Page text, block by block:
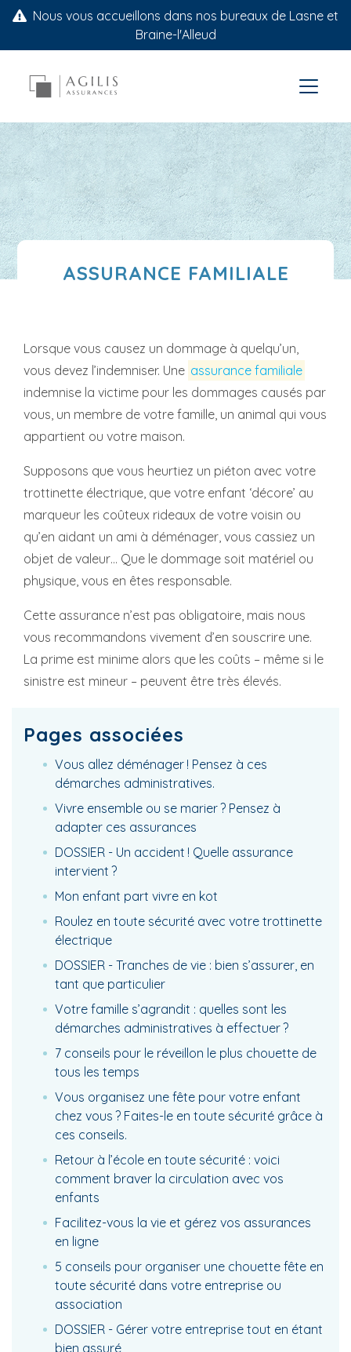
Nous vous accueillons dans nos bureaux de Lasne et
Braine-l'Alleud
ASSURANCE FAMILIALE
Lorsque vous causez un dommage à quelqu’un,
vous devez l’indemniser. Une assurance familiale
indemnise la victime pour les dommages causés par
vous, un membre de votre famille, un animal qui vous
appartient ou votre maison.
Supposons que vous heurtiez un piéton avec votre
trottinette électrique, que votre enfant ‘décore’ au
marqueur les coûteux rideaux de votre voisin ou
qu’en aidant un ami à déménager, vous cassiez un
objet de valeur… Que le dommage soit matériel ou
physique, vous en êtes responsable.
Cette assurance n’est pas obligatoire, mais nous
vous recommandons vivement d’en souscrire une.
La prime est minime alors que les coûts – même si le
sinistre est mineur – peuvent être très élevés.
Pages associées
Vous allez déménager ! Pensez à ces
démarches administratives.
Vivre ensemble ou se marier ? Pensez à
adapter ces assurances
DOSSIER - Un accident ! Quelle assurance
intervient ?
Mon enfant part vivre en kot
Roulez en toute sécurité avec votre trottinette
électrique
DOSSIER - Tranches de vie : bien s’assurer, en
tant que particulier
Votre famille s’agrandit : quelles sont les
démarches administratives à effectuer ?
7 conseils pour le réveillon le plus chouette de
tous les temps
Vous organisez une fête pour votre enfant
chez vous ? Faites-le en toute sécurité grâce à
ces conseils.
Retour à l’école en toute sécurité : voici
comment braver la circulation avec vos
enfants
Facilitez-vous la vie et gérez vos assurances
en ligne
5 conseils pour organiser une chouette fête en
toute sécurité dans votre entreprise ou
association
DOSSIER - Gérer votre entreprise tout en étant
bien assuré